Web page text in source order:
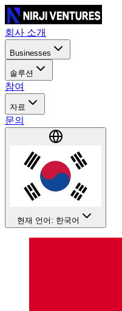
회사 소개
Businesses
솔루션
참여
자료
문의
현재 언어: 한국어